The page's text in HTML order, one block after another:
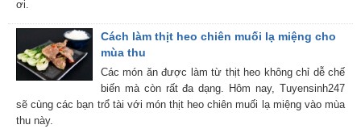
ơi.
Cách làm thịt heo chiên muối lạ miệng cho
mùa thu
Các món ăn được làm từ thịt heo không chỉ dễ chế
biến mà còn rất đa dạng. Hôm nay, Tuyensinh247
sẽ cùng các bạn trổ tài với món thịt heo chiên muối lạ miệng vào mùa
thu này.